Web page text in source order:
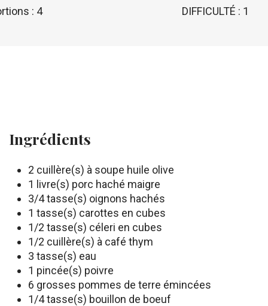
: 4 DIFFICULTÉ : 1
Ingrédients
2 cuillère(s) à soupe huile olive
1 livre(s) porc haché maigre
3/4 tasse(s) oignons hachés
1 tasse(s) carottes en cubes
1/2 tasse(s) céleri en cubes
1/2 cuillère(s) à café thym
3 tasse(s) eau
1 pincée(s) poivre
6 grosses pommes de terre émincées
1/4 tasse(s) bouillon de boeuf